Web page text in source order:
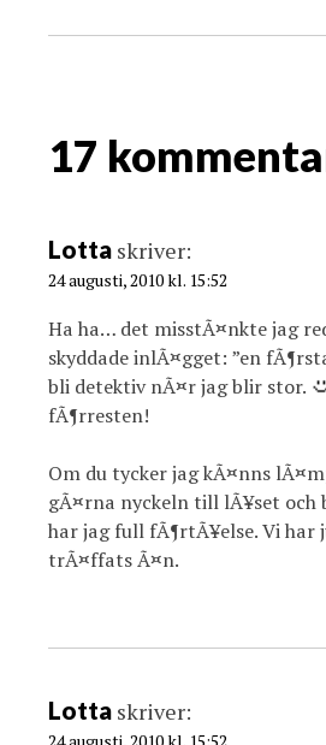
a
g
a
i
o
17
Lotta skriver:
24 augusti, 2010 kl. 15:52
Ha ha… det misstÃ¤nkte jag
skyddade inlÃ¤gget: ”en
bli detektiv nÃ¤r jag blir stor.
fÃ¶rresten!
Om du tycker jag kÃ¤nns
gÃ¤rna nyckeln till lÃ¥set och
har jag full fÃ¶rtÃ¥else. Vi
trÃ¤ffats Ã¤n.
Lotta skriver: